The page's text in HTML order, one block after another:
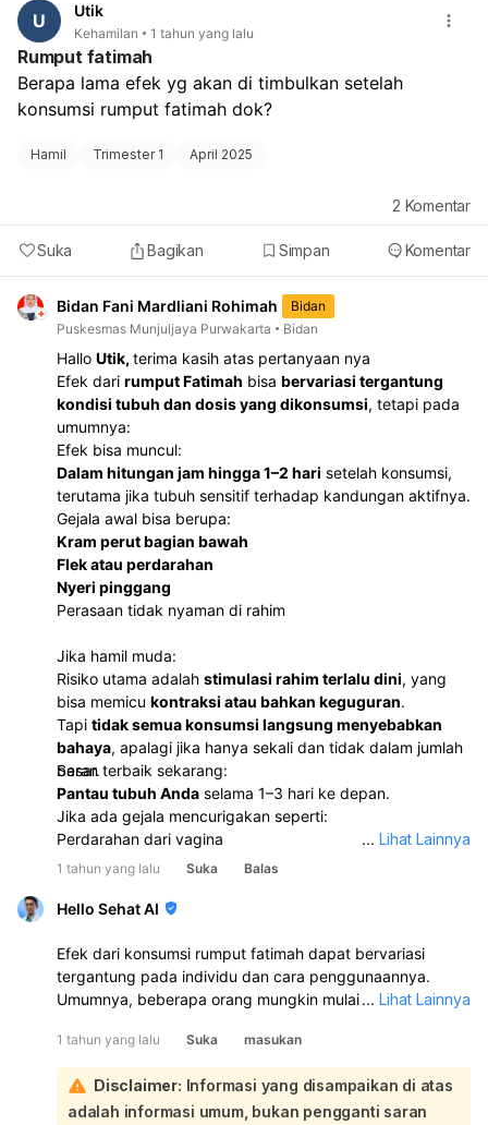
ahli kesehatan.
U Utik
Kehamilan 1 tahun yang lalu
Rumput fatimah
Berapa lama efek yg akan di timbulkan setelah
konsumsi rumput fatimah dok?
Hamil Trimester 1 April 2025
Suka Bagikan Simpan Komentar
2 Komentar
Bidan Fani Mardliani Rohimah
Bidan
Puskesmas Munjuljaya Purwakarta
Bidan
Hallo Utik, terima kasih atas pertanyaan nya
Efek dari rumput Fatimah bisa bervariasi tergantung
kondisi tubuh dan dosis yang dikonsumsi, tetapi pada
umumnya:
Efek bisa muncul:
Dalam hitungan jam hingga 1–2 hari setelah konsumsi,
terutama jika tubuh sensitif terhadap kandungan aktifnya.
Gejala awal bisa berupa:
Kram perut bagian bawah
Flek atau perdarahan
Nyeri pinggang
Perasaan tidak nyaman di rahim
Jika hamil muda:
Risiko utama adalah stimulasi rahim terlalu dini, yang
bisa memicu kontraksi atau bahkan keguguran.
Tapi tidak semua konsumsi langsung menyebabkan
bahaya, apalagi jika hanya sekali dan tidak dalam jumlah
besar.
Saran terbaik sekarang:
Pantau tubuh Anda selama 1–3 hari ke depan.
Jika ada gejala mencurigakan seperti:
Perdarahan dari vagina
Kram kuat seperti mau haid
Demam, mual berlebihan, atau pusing hebat
... Lihat Lainnya
1 tahun yang lalu Suka Balas
Hello Sehat AI
Efek dari konsumsi rumput fatimah dapat bervariasi
tergantung pada individu dan cara penggunaannya.
Umumnya, beberapa orang mungkin mulai merasakan
sementara yang lain mungkin memerlukan waktu lebih
lama. Namun, penting untuk dicatat bahwa penelitian
mengenai efektivitas dan waktu kerja rumput fatimah
masih terbatas. Sebaiknya konsultasikan dengan dokter
... Lihat Lainnya
1 tahun yang lalu Suka masukan
Disclaimer: Informasi yang disampaikan di atas
adalah informasi umum, bukan pengganti saran